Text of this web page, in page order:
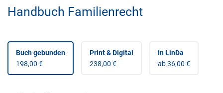
Handbuch Familienrecht
Buch gebunden
198,00 €
Print & Digital
238,00 €
In LinDa
ab 36,00 €